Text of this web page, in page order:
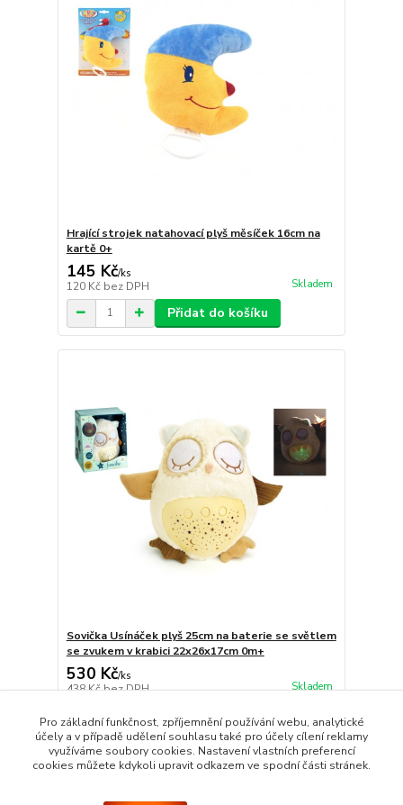
Hrající strojek natahovací plyš měsíček 16cm na
kartě 0+
145 Kč/ks
120 Kč bez DPH Skladem
Přidat do košíku
Sovička Usínáček plyš 25cm na baterie se světlem
se zvukem v krabici 22x26x17cm 0m+
530 Kč/ks
438 Kčbez DPH Skladem
Přidat do košíku
Strana z 1
Pro základní funkčnost, zpříjemnění používání webu, analytické
účely a v případě udělení souhlasu také pro účely cílení reklamy
využíváme soubory cookies. Nastavení vlastních preferencí
cookies můžete kdykoli upravit odkazem ve spodní části stránek.